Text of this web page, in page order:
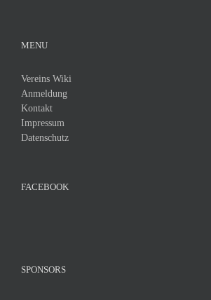
MENU
Vereins Wiki
Anmeldung
Kontakt
Impressum
Datenschutz
FACEBOOK
SPONSORS